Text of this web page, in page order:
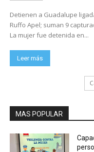
Detienen a Guadalupe
Ruffo Apel; suman 9
La mujer fue detenida en...
Leer más
MAS POPULAR